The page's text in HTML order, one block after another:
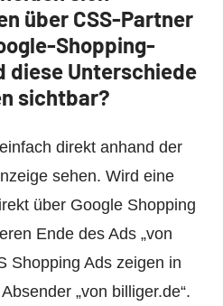
über CSS-Partner
Shopping-
diese Unterschiede
sichtbar?
direkt anhand der
sehen. Wird eine
über Google Shopping
Ende des Ads „von
Shopping Ads zeigen in
„von billiger.de“.